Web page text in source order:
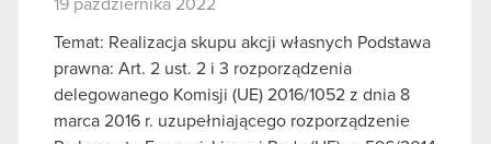
19 października 2022
Temat: Realizacja skupu akcji własnych Podstawa
prawna: Art. 2 ust. 2 i 3 rozporządzenia
delegowanego Komisji (UE) 2016/1052 z dnia 8
marca 2016 r. uzupełniającego rozporządzenie